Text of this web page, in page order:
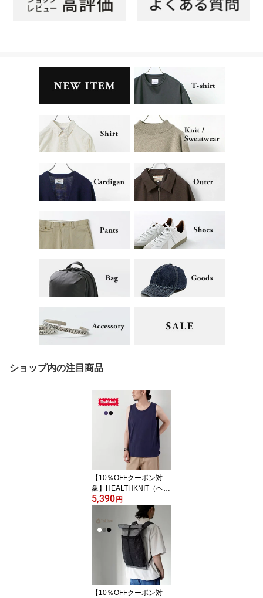
ショップ内の注目商品
【10％OFFクーポン対
象】HEALTHKNIT（ヘル
スニット） USコットン
メッシュ タンクトップ /
メンズ ノースリーブ
5,390 円
【10％OFFクーポン対